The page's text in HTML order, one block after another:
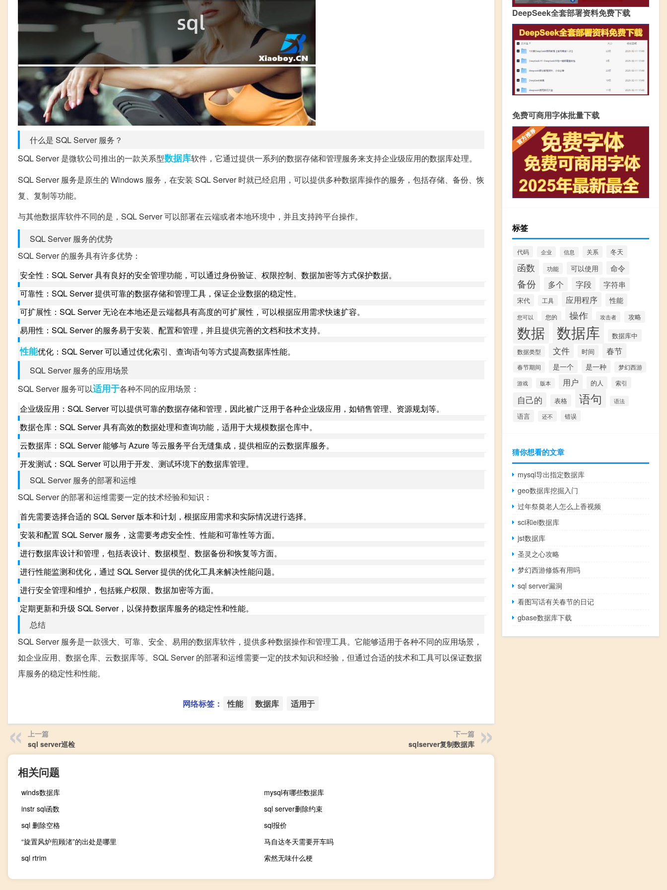
什么是 SQL Server 服务？
SQL Server 是微软公司推出的一款关系型数据库软件，它通过提供一系列的数据存储和管理服务来支持企业级应用的数据库处理。
SQL Server 服务是原生的 Windows 服务，在安装 SQL Server 时就已经启用，可以提供多种数据库操作的服务，包括存储、备份、恢
复、复制等功能。
与其他数据库软件不同的是，SQL Server 可以部署在云端或者本地环境中，并且支持跨平台操作。
SQL Server 服务的优势
SQL Server 的服务具有许多优势：
安全性：SQL Server 具有良好的安全管理功能，可以通过身份验证、权限控制、数据加密等方式保护数据。
可靠性：SQL Server 提供可靠的数据存储和管理工具，保证企业数据的稳定性。
可扩展性：SQL Server 无论在本地还是云端都具有高度的可扩展性，可以根据应用需求快速扩容。
易用性：SQL Server 的服务易于安装、配置和管理，并且提供完善的文档和技术支持。
性能优化：SQL Server 可以通过优化索引、查询语句等方式提高数据库性能。
SQL Server 服务的应用场景
SQL Server 服务可以适用于各种不同的应用场景：
企业级应用：SQL Server 可以提供可靠的数据存储和管理，因此被广泛用于各种企业级应用，如销售管理、资源规划等。
数据仓库：SQL Server 具有高效的数据处理和查询功能，适用于大规模数据仓库中。
云数据库：SQL Server 能够与 Azure 等云服务平台无缝集成，提供相应的云数据库服务。
开发测试：SQL Server 可以用于开发、测试环境下的数据库管理。
SQL Server 服务的部署和运维
SQL Server 的部署和运维需要一定的技术经验和知识：
首先需要选择合适的 SQL Server 版本和计划，根据应用需求和实际情况进行选择。
安装和配置 SQL Server 服务，这需要考虑安全性、性能和可靠性等方面。
进行数据库设计和管理，包括表设计、数据模型、数据备份和恢复等方面。
进行性能监测和优化，通过 SQL Server 提供的优化工具来解决性能问题。
进行安全管理和维护，包括账户权限、数据加密等方面。
定期更新和升级 SQL Server，以保持数据库服务的稳定性和性能。
总结
SQL Server 服务是一款强大、可靠、安全、易用的数据库软件，提供多种数据操作和管理工具。它能够适用于各种不同的应用场景，
如企业应用、数据仓库、云数据库等。SQL Server 的部署和运维需要一定的技术知识和经验，但通过合适的技术和工具可以保证数据
库服务的稳定性和性能。
网络标签： 性能 数据库 适用于
上一篇
sql server巡检
下一篇
sqlserver复制数据库
相关问题
winds数据库
mysql有哪些数据库
instr sql函数
sql server删除约束
sql 删除空格
sql报价
“旋置风炉煎顾渚”的出处是哪里
马自达冬天需要开车吗
sql rtrim
索然无味什么梗
DeepSeek全套部署资料免费下载
免费可商用字体批量下载
标签
代码 企业 信息 关系 冬天
函数 功能 可以使用 命令
备份 多个 字段 字符串
宋代 工具 应用程序 性能
您可以 您的 操作 攻击者 攻略
数据 数据库 数据库中
数据类型 文件 时间 春节
春节期间 是一个 是一种
梦幻西游
游戏
版本 用户 的人 索引
自己的 表格 语句 语法
语言 还不 错误
猜你想看的文章
mysql导出指定数据库
geo数据库挖掘入门
过年祭奠老人怎么上香视频
sci和ei数据库
jst数据库
圣灵之心攻略
梦幻西游修炼有用吗
sql server漏洞
看图写话有关春节的日记
gbase数据库下载